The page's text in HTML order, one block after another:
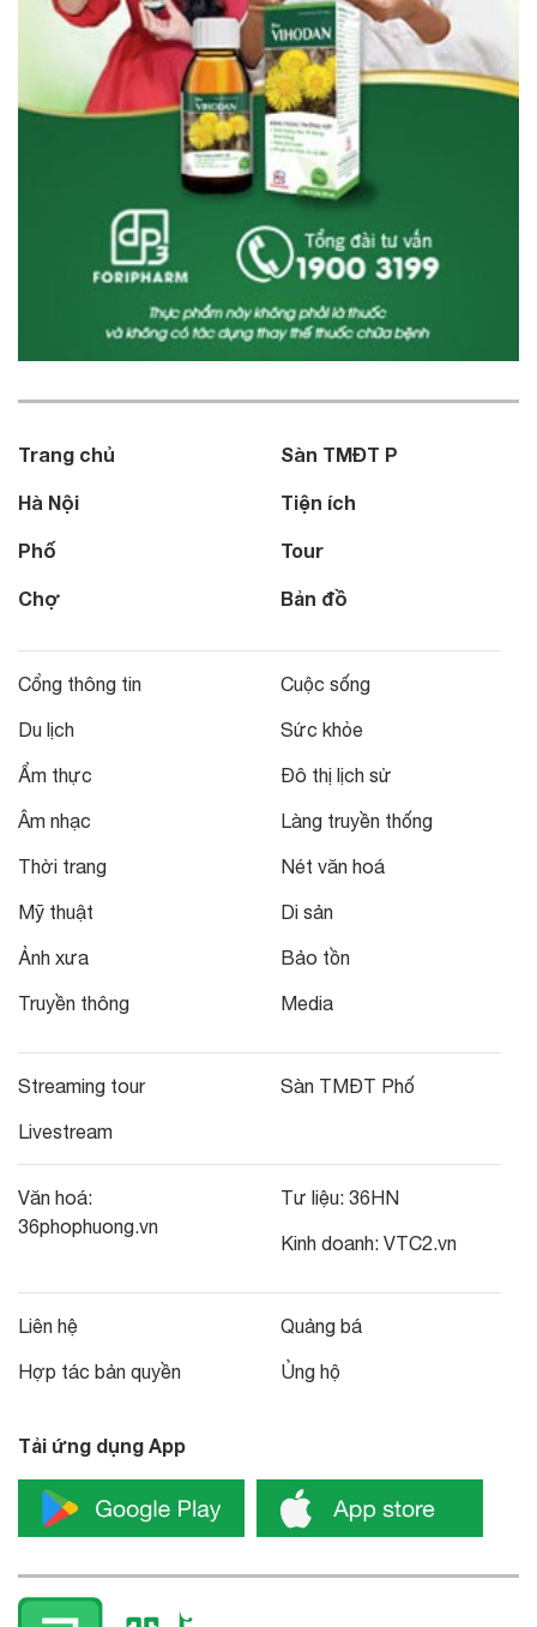
Trang chủ
Hà Nội
Phố
Chợ
Sàn TMĐT P
Tiện ích
Tour
Bản đồ
Cổng thông tin
Du lịch
Ẩm thực
Âm nhạc
Thời trang
Mỹ thuật
Ảnh xưa
Truyền thông
Cuộc sống
Sức khỏe
Đô thị lịch sử
Làng truyền thống
Nét văn hoá
Di sản
Bảo tồn
Media
Streaming tour
Livestream
Sàn TMĐT Phố
Văn hoá:
36phophuong.vn
Tư liệu: 36HN
Kinh doanh: VTC2.vn
Liên hệ
Hợp tác bản quyền
Quảng bá
Ủng hộ
Tải ứng dụng App